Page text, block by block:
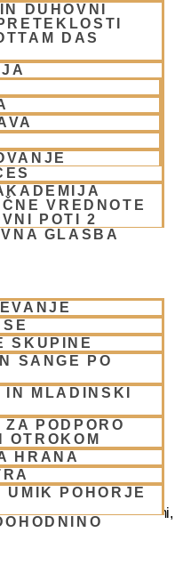
DUHOVNI
DAS
VREDNOTE
POTI 2
GLASBA
SKUPINE
SANGE PO
IN MLADINSKI
PODPORO
OTROKOM
HRANA
UMIK POHORJE
Mini
Krišna
1000
iz zakladnice Ved o karmi,